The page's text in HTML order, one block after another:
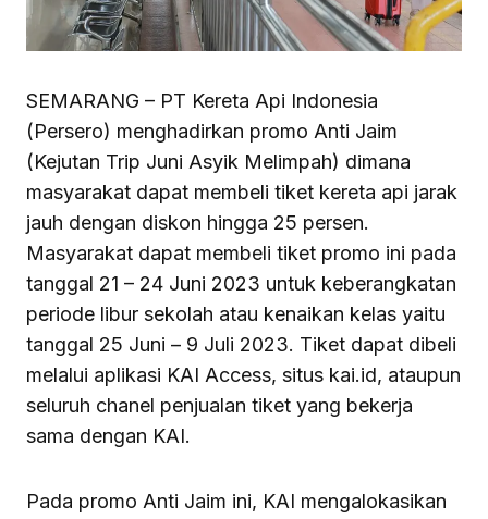
SEMARANG – PT Kereta Api Indonesia
(Persero) menghadirkan promo Anti Jaim
(Kejutan Trip Juni Asyik Melimpah) dimana
masyarakat dapat membeli tiket kereta api jarak
jauh dengan diskon hingga 25 persen.
Masyarakat dapat membeli tiket promo ini pada
tanggal 21 – 24 Juni 2023 untuk keberangkatan
periode libur sekolah atau kenaikan kelas yaitu
tanggal 25 Juni – 9 Juli 2023. Tiket dapat dibeli
melalui aplikasi KAI Access, situs kai.id, ataupun
seluruh chanel penjualan tiket yang bekerja
sama dengan KAI.
Pada promo Anti Jaim ini, KAI mengalokasikan